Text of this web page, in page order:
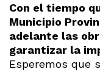
Con el tiempo
Municipio
adelante las
garantizar la
Esperemos que